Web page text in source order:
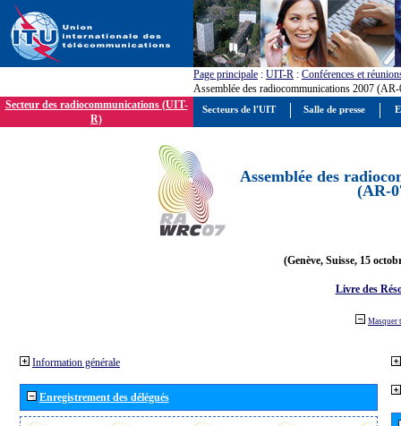
Page principale : UIT-R : Conférences et
Assemblée des radiocommunications 2007
Secteur des radiocommunications (UIT-
R)
Assemblée des
(AR-
(Genève, Suisse, 15
Livre des
Masquer
Information générale
Enregistrement des délégués
Secteurs de l'UIT Salle de presse